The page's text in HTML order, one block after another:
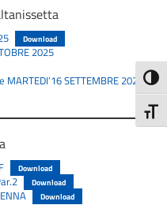
Download
2025
SETTEMBRE 2025
Download
Download
Download